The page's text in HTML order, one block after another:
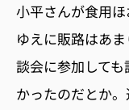
小平さんが食用
ゆえに販路はあ
談会に参加して
かったのだとか